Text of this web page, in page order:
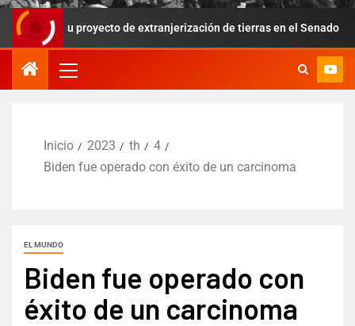
proyecto de extranjerización de tierras en el Senado
Inicio 2023 th
4
Biden fue operado con éxito de un carcinoma
EL MUNDO
Biden fue operado con
éxito de un carcinoma